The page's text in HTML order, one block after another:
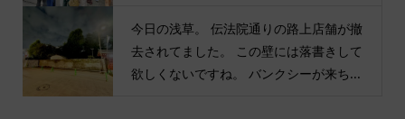
今日の浅草。 伝法院通りの路上店舗が撤
去されてました。 この壁には落書きして
欲しくないですね。 バンクシーが来ち...